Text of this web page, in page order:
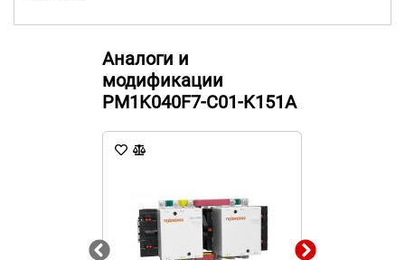
Аналоги и
модификации
PM1K040F7-C01-K151A